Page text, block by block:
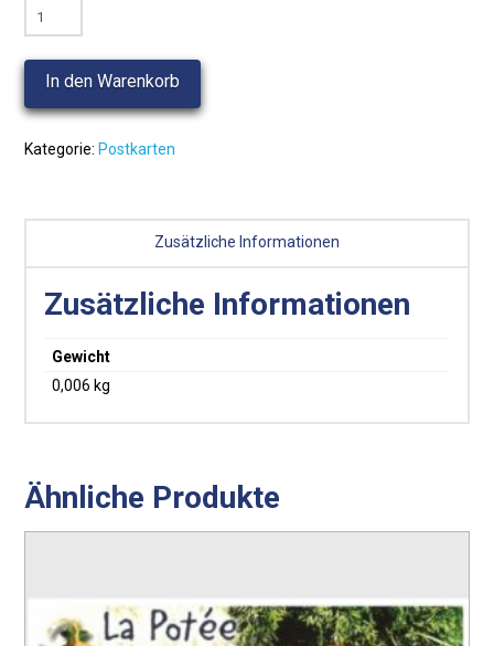
Deux
mineurs
au
travail
Menge
In den Warenkorb
Kategorie: Postkarten
Zusätzliche Informationen
Zusätzliche Informationen
Gewicht
0,006 kg
Ähnliche Produkte